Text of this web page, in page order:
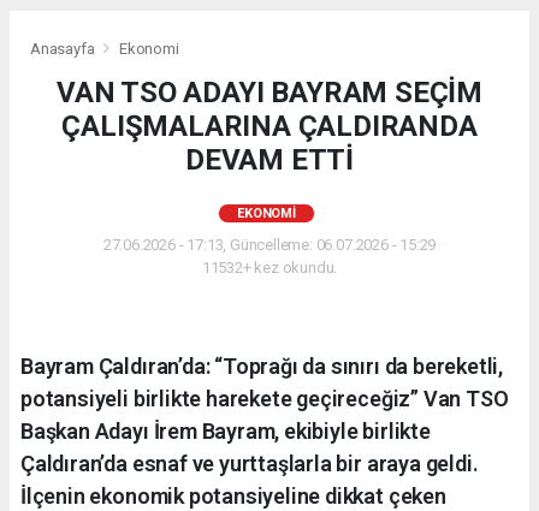
Anasayfa Ekonomi
VAN TSO ADAYI BAYRAM SEÇİM
ÇALIŞMALARINA ÇALDIRANDA
DEVAM ETTİ
EKONOMI
27.06.2026 - 17:13, Güncelleme: 06.07.2026 - 15:29
11532+ kez okundu.
Bayram Çaldıran’da: “Toprağı da sınırı da bereketli,
potansiyeli birlikte harekete geçireceğiz” Van TSO
Başkan Adayı İrem Bayram, ekibiyle birlikte
Çaldıran’da esnaf ve yurttaşlarla bir araya geldi.
İlçenin ekonomik potansiyeline dikkat çeken